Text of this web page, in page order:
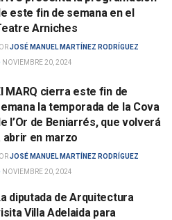
este fin de semana en el
Arniches
JOSÉ MANUEL MARTÍNEZ RODRÍGUEZ
NOVIEMBRE 20, 2024
MARQ cierra este fin de
la temporada de la Cova
l’Or de Beniarrés, que volverá
abrir en marzo
JOSÉ MANUEL MARTÍNEZ RODRÍGUEZ
NOVIEMBRE 20, 2024
diputada de Arquitectura
Villa Adelaida para